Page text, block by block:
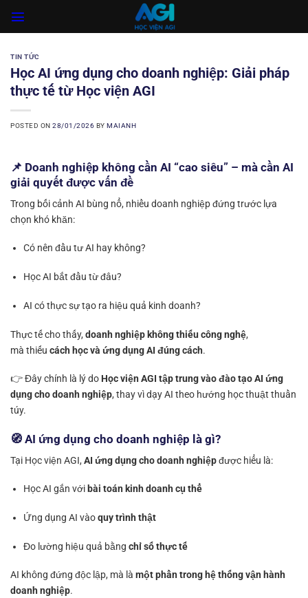
TIN TỨC
Học AI ứng dụng cho doanh nghiệp: Giải pháp
thực tế từ Học viện AGI
POSTED ON28/01/2026 BYMAIANH
📌 Doanh nghiệp không cần AI “cao siêu” – mà cần AI
giải quyết được vấn đề
Trong bối cảnh AI bùng nổ, nhiều doanh nghiệp đứng trước lựa
chọn khó khăn:
Có nên đầu tư AI hay không?
Học AI bắt đầu từ đâu?
AI có thực sự tạo ra hiệu quả kinh doanh?
Thực tế cho thấy, doanh nghiệp không thiếu công nghệ,
mà thiếu cách học và ứng dụng AI đúng cách.
👉 Đây chính là lý do Học viện AGI tập trung vào đào tạo AI ứng
dụng cho doanh nghiệp, thay vì dạy AI theo hướng học thuật thuần
túy.
🧭 AI ứng dụng cho doanh nghiệp là gì?
Tại Học viện AGI, AI ứng dụng cho doanh nghiệpđược hiểu là:
Học AI gắn với bài toán kinh doanh cụ thể
Ứng dụng AI vàoquy trình thật
Đo lường hiệu quả bằng chỉ số thực tế
AI không đứng độc lập, mà là một phần trong hệ thống vận hành
doanh nghiệp.